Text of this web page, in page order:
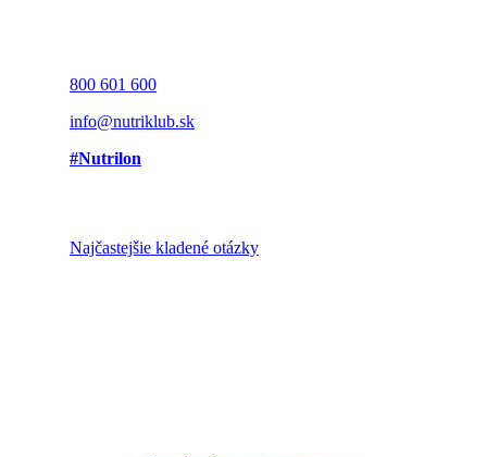
800 601 600
info@nutriklub.sk
#Nutrilon
Najčastejšie kladené otázky